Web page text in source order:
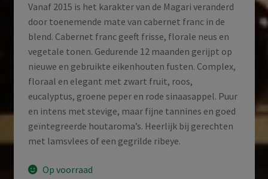
Vanaf 2015 is het karakter van de Magari veranderd
door toenemende mate van cabernet franc in de
blend. Cabernet franc geeft frisse, florale neus en
vegetale tonen. Gedurende 12 maanden gerijpt op
nieuwe en gebruikte eikenhouten fusten. Complex,
floraal en elegant met zwart fruit, roos,
eucalyptus, groene peper en rode sinaasappel. Puur
en intens met stevige, maar fijne tannines en goed
geïntegreerde houtaroma’s. Heerlijk bij gerechten
met lamsvlees of een gegrilde ribeye.
Op voorraad